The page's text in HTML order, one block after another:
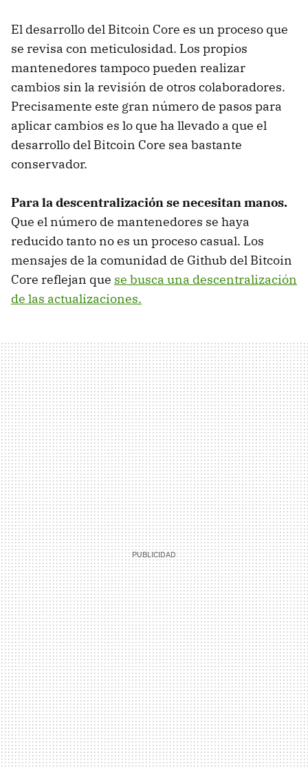
El desarrollo del Bitcoin Core es un proceso que
se revisa con meticulosidad. Los propios
mantenedores tampoco pueden realizar
cambios sin la revisión de otros colaboradores.
Precisamente este gran número de pasos para
aplicar cambios es lo que ha llevado a que el
desarrollo del Bitcoin Core sea bastante
conservador.
Para la descentralización se necesitan manos.
Que el número de mantenedores se haya
reducido tanto no es un proceso casual. Los
mensajes de la comunidad de Github del Bitcoin
Core reflejan que se busca una descentralización
de las actualizaciones.